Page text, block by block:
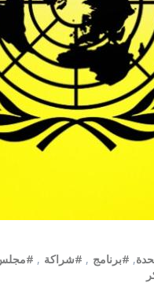
, #برنامج , #شراكة , #مجلس